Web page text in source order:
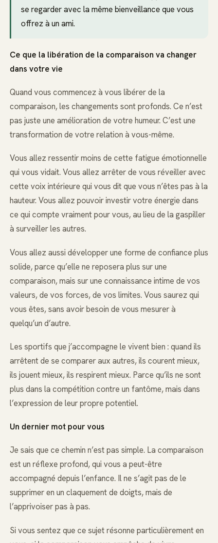
se regarder avec la même bienveillance que vous
offrez à un ami.
Ce que la libération de la comparaison va changer
dans votre vie
Quand vous commencez à vous libérer de la
comparaison, les changements sont profonds. Ce n’est
pas juste une amélioration de votre humeur. C’est une
transformation de votre relation à vous-même.
Vous allez ressentir moins de cette fatigue émotionnelle
qui vous vidait. Vous allez arrêter de vous réveiller avec
cette voix intérieure qui vous dit que vous n’êtes pas à la
hauteur. Vous allez pouvoir investir votre énergie dans
ce qui compte vraiment pour vous, au lieu de la gaspiller
à surveiller les autres.
Vous allez aussi développer une forme de confiance plus
solide, parce qu’elle ne reposera plus sur une
comparaison, mais sur une connaissance intime de vos
valeurs, de vos forces, de vos limites. Vous saurez qui
vous êtes, sans avoir besoin de vous mesurer à
quelqu’un d’autre.
Les sportifs que j’accompagne le vivent bien : quand ils
arrêtent de se comparer aux autres, ils courent mieux,
ils jouent mieux, ils respirent mieux. Parce qu’ils ne sont
plus dans la compétition contre un fantôme, mais dans
l’expression de leur propre potentiel.
Un dernier mot pour vous
Je sais que ce chemin n’est pas simple. La comparaison
est un réflexe profond, qui vous a peut-être
accompagné depuis l’enfance. Il ne s’agit pas de le
supprimer en un claquement de doigts, mais de
l’apprivoiser pas à pas.
Si vous sentez que ce sujet résonne particulièrement en